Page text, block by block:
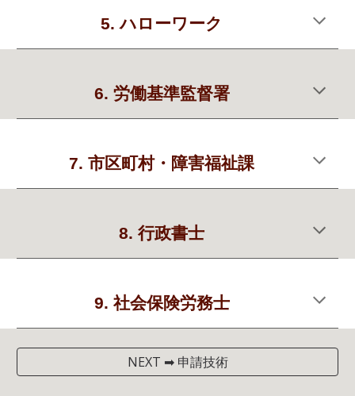
5. ハローワーク
6. 労働基準監督署
7. 市区町村・障害福祉課
8. 行政書士
9. 社会保険労務士
NEXT ➡ 申請技術